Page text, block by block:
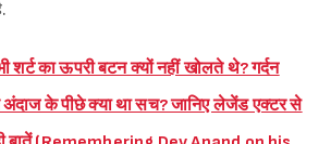
का ऊपरी बटन क्यों नहीं खोलते थे? गर्दन
के पीछे क्या था सच? जानिए लेजेंड एक्टर से